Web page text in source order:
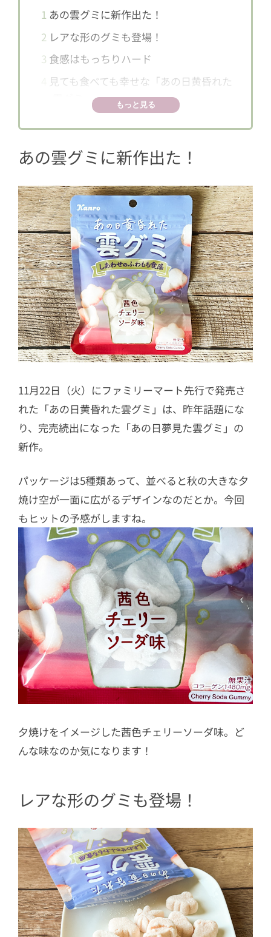
1 あの雲グミに新作出た！
2 レアな形のグミも登場！
3 食感はもっちりハード
見ても食べても幸せな「あの日黄昏れた
雲グミ」
もっと見る
あの雲グミに新作出た！
11月22日（火）にファミリーマート先行で発売さ
れた「あの日黄昏れた雲グミ」は、昨年話題にな
り、完売続出になった「あの日夢見た雲グミ」の
新作。
パッケージは5種類あって、並べると秋の大きな夕
焼け空が一面に広がるデザインなのだとか。今回
もヒットの予感がしますね。
夕焼けをイメージした茜色チェリーソーダ味。ど
んな味なのか気になります！
レアな形のグミも登場！